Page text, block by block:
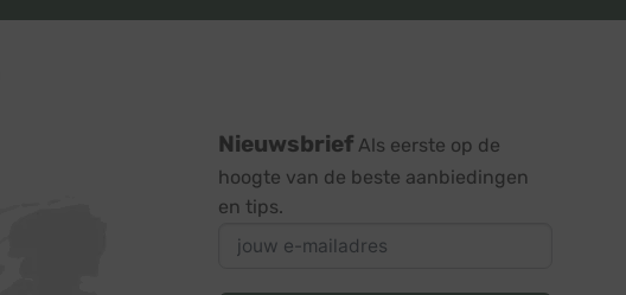
Nieuwsbrief Als eerste op de
hoogte van de beste aanbiedingen
en tips.